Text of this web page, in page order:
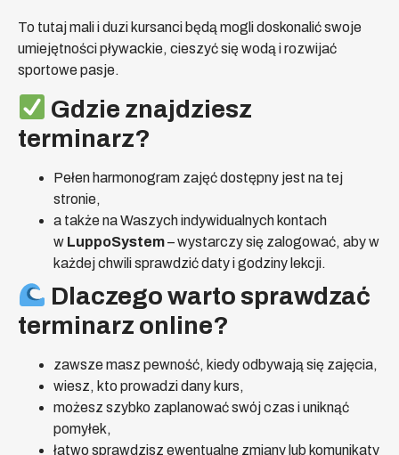
To tutaj mali i duzi kursanci będą mogli doskonalić swoje
umiejętności pływackie, cieszyć się wodą i rozwijać
sportowe pasje.
Gdzie znajdziesz
terminarz?
Pełen harmonogram zajęć dostępny jest na tej
stronie,
a także na Waszych indywidualnych kontach
w LuppoSystem– wystarczy się zalogować, aby w
każdej chwili sprawdzić daty i godziny lekcji.
Dlaczego warto sprawdzać
terminarz online?
zawsze masz pewność, kiedy odbywają się zajęcia,
wiesz, kto prowadzi dany kurs,
możesz szybko zaplanować swój czas i uniknąć
pomyłek,
łatwo sprawdzisz ewentualne zmiany lub komunikaty